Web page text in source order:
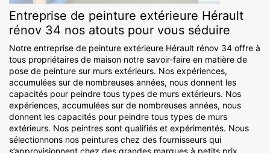
Entreprise de peinture extérieure Hérault
rénov 34 nos atouts pour vous séduire
Notre entreprise de peinture extérieure Hérault rénov 34 offre à
tous propriétaires de maison notre savoir-faire en matière de
pose de peinture sur murs extérieurs. Nos expériences,
accumulées sur de nombreuses années, nous donnent les
capacités pour peindre tous types de murs extérieurs. Nos
expériences, accumulées sur de nombreuses années, nous
donnent les capacités pour peindre tous types de murs
extérieurs. Nos peintres sont qualifiés et expérimentés. Nous
sélectionnons nos peintures chez des fournisseurs qui